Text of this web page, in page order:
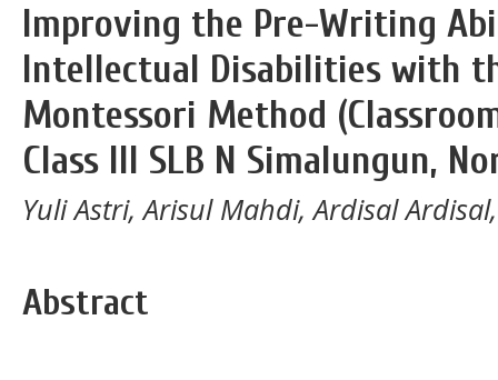
Improving the Pre-Writing
Intellectual Disabilities with
Montessori Method
Class III SLB N Simalungun,
Yuli Astri, Arisul Mahdi, Ardisal
Abstract